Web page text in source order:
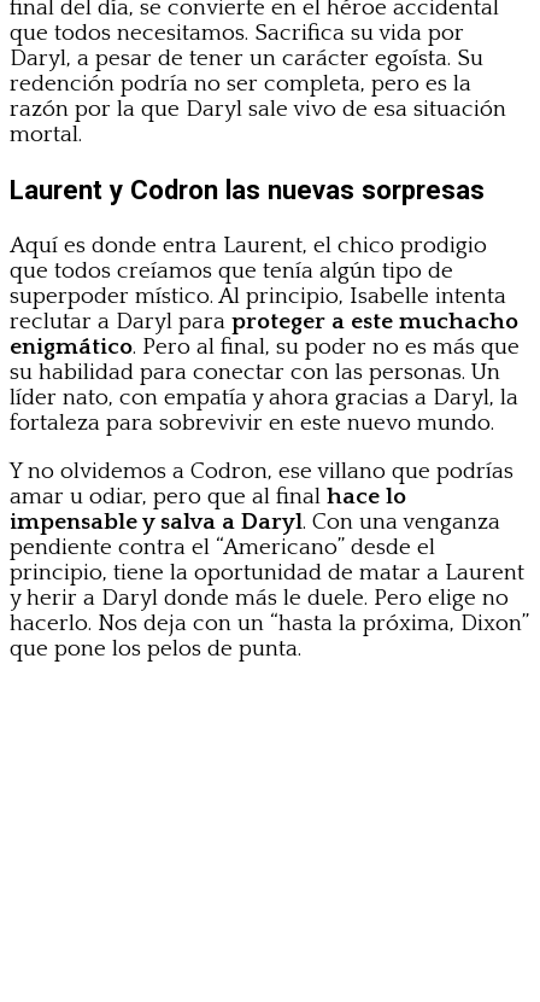
final del día, se convierte en el héroe accidental
que todos necesitamos. Sacrifica su vida por
Daryl, a pesar de tener un carácter egoísta. Su
redención podría no ser completa, pero es la
razón por la que Daryl sale vivo de esa situación
mortal.
Laurent y Codron las nuevas sorpresas
Aquí es donde entra Laurent, el chico prodigio
que todos creíamos que tenía algún tipo de
superpoder místico. Al principio, Isabelle intenta
reclutar a Daryl para proteger a este muchacho
enigmático. Pero al final, su poder no es más que
su habilidad para conectar con las personas. Un
líder nato, con empatía y ahora gracias a Daryl, la
fortaleza para sobrevivir en este nuevo mundo.
Y no olvidemos a Codron, ese villano que podrías
amar u odiar, pero que al final hace lo
impensable y salva a Daryl. Con una venganza
pendiente contra el “Americano” desde el
principio, tiene la oportunidad de matar a Laurent
y herir a Daryl donde más le duele. Pero elige no
hacerlo. Nos deja con un “hasta la próxima, Dixon”
que pone los pelos de punta.